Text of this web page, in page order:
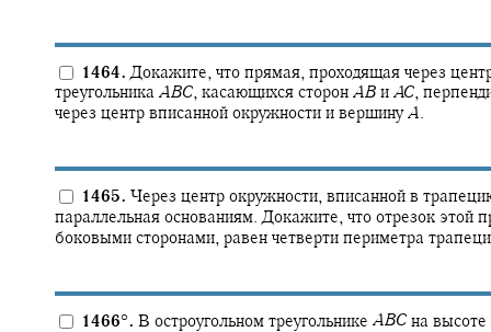
1464. Докажите, что прямая, проходящая через
треугольника ABC, касающихся сторон AB и AC,
через центр вписанной окружности и вершинуA.
1465. Через центр окружности, вписанной в
параллельная основаниям. Докажите, что отрезок этой
боковыми сторонами, равен четверти периметра
1466°. В остроугольном треугольнике ABC на высоте